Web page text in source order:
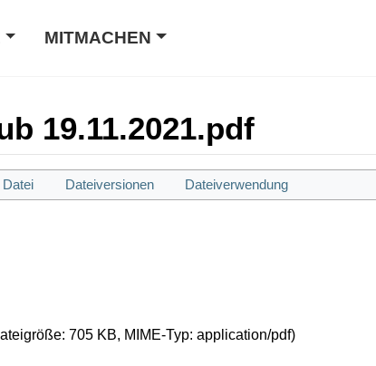
MITMACHEN
19.11.2021.pdf
Datei Dateiversionen Dateiverwendung
705 KB, MIME-Typ: application/pdf)